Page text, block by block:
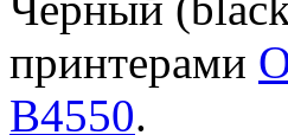
принтерами
B4550.